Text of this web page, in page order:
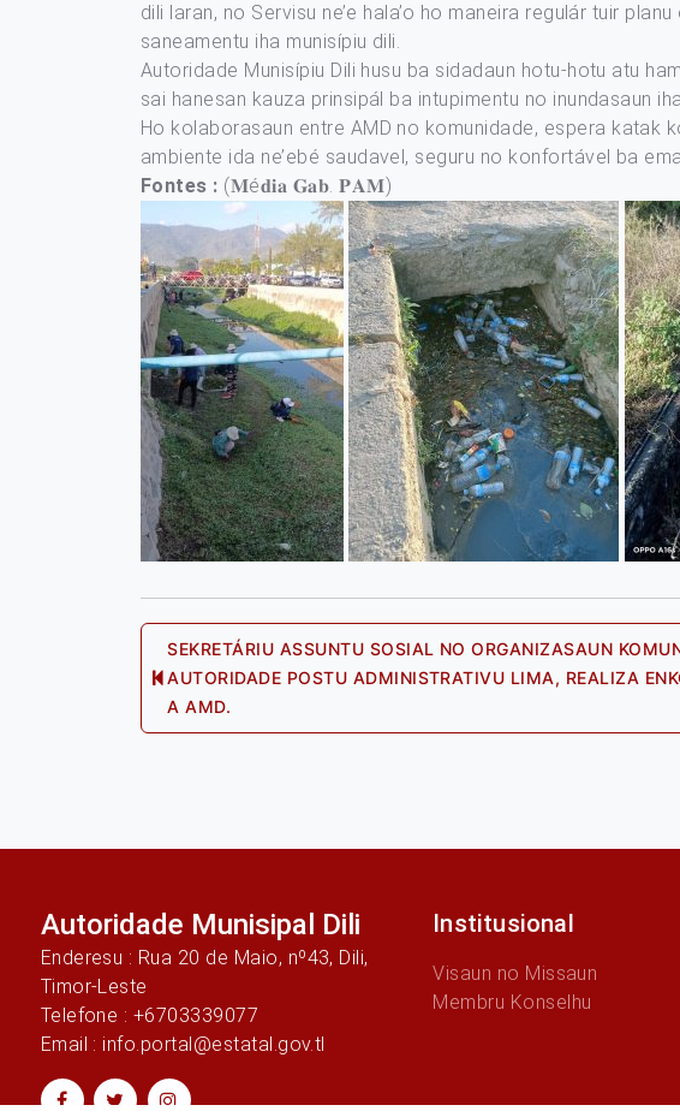
dili laran, no Servisu ne’e hala’o ho maneira regulár tuir
saneamentu iha munisípiu dili.
Autoridade Munisípiu Dili husu ba sidadaun hotu-hotu atu
sai hanesan kauza prinsipál ba intupimentu no inundasaun
Ho kolaborasaun entre AMD no komunidade, espera katak
ambiente ida ne’ebé saudavel, seguru no konfortável ba
Fontes : (𝐌é𝐝𝐢𝐚 𝐆𝐚𝐛. 𝐏𝐀𝐌)
Post
navigation
Previous
SEKRETÁRIU ASSUNTU SOSIAL NO ORGANIZASAUN
AUTORIDADE POSTU ADMINISTRATIVU LIMA, REALIZA
A AMD.
Autoridade Munisipal Dili
Enderesu : Rua 20 de Maio, nº43, Dili,
Timor-Leste
Telefone : +6703339077
Email : info.portal@estatal.gov.tl
Institusional
Visaun no Missaun
Membru Konselhu